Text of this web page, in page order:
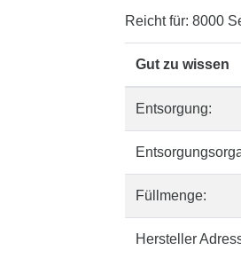
Reicht für: 8000
Gut zu wissen
Entsorgung:
Füllmenge:
Hersteller